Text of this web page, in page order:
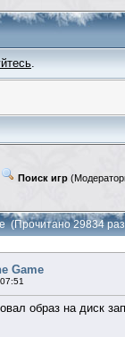
.
Поиск игр
(Прочитано 29834
Game
образ на диск